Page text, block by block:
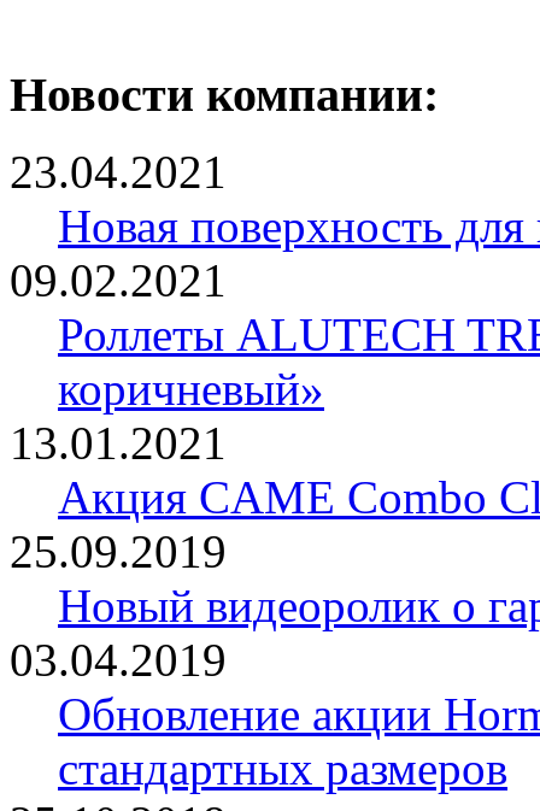
Новости компании:
23.04.2021
Новая поверхность
09.02.2021
Роллеты ALUTECH
коричневый»
13.01.2021
Акция CAME Combo
25.09.2019
Новый видеоролик о
03.04.2019
Обновление акции
стандартных размеров